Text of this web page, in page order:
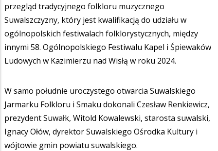
przegląd tradycyjnego folkloru muzycznego
Suwalszczyzny, który jest kwalifikacją do udziału w
ogólnopolskich festiwalach folklorystycznych, między
innymi 58. Ogólnopolskiego Festiwalu Kapel i Śpiewaków
Ludowych w Kazimierzu nad Wisłą w roku 2024.
W samo południe uroczystego otwarcia Suwalskiego
Jarmarku Folkloru i Smaku dokonali Czesław Renkiewicz,
prezydent Suwałk, Witold Kowalewski, starosta suwalski,
Ignacy Ołów, dyrektor Suwalskiego Ośrodka Kultury i
wójtowie gmin powiatu suwalskiego.